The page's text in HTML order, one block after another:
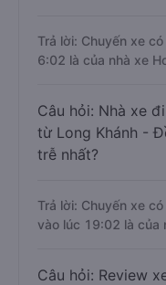
Trả lời: Chuyến xe
6:02 là của nhà xe
Câu hỏi: Nhà xe
từ Long Khánh -
trễ nhất?
Trả lời: Chuyến xe
vào lúc 19:02 là của
Câu hỏi: Review